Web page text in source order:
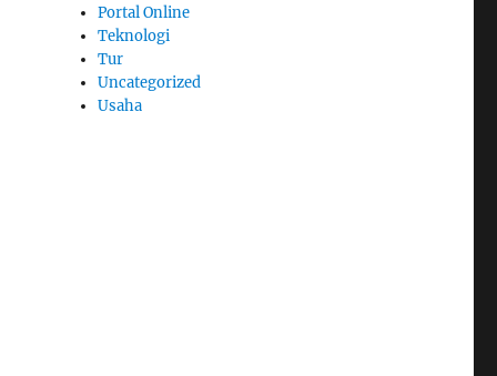
Portal Online
Teknologi
Tur
Uncategorized
Usaha